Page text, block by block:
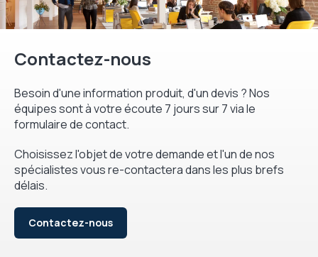
Contactez-nous
Besoin d'une information produit, d'un devis ? Nos
équipes sont à votre écoute 7 jours sur 7 via le
formulaire de contact.
Choisissez l'objet de votre demande et l'un de nos
spécialistes vous re-contactera dans les plus brefs
délais.
Contactez-nous